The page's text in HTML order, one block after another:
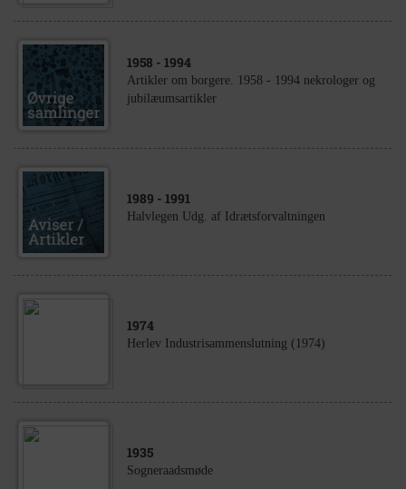
1958 - 1994
Artikler om borgere. 1958 - 1994 nekrologer og
jubilæumsartikler
1989 - 1991
Halvlegen Udg. af Idrætsforvaltningen
1974
Herlev Industrisammenslutning (1974)
1935
Sogneraadsmøde